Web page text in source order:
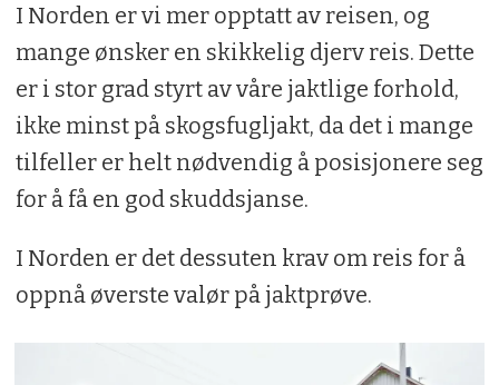
I Norden er vi mer opptatt av reisen, og
mange ønsker en skikkelig djerv reis. Dette
er i stor grad styrt av våre jaktlige forhold,
ikke minst på skogsfugljakt, da det i mange
tilfeller er helt nødvendig å posisjonere seg
for å få en god skuddsjanse.
I Norden er det dessuten krav om reis for å
oppnå øverste valør på jaktprøve.